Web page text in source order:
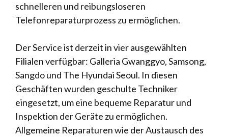
schnelleren und reibungsloseren
Telefonreparaturprozess zu ermöglichen.
Der Service ist derzeit in vier ausgewählten
Filialen verfügbar: Galleria Gwanggyo, Samsong,
Sangdo und The Hyundai Seoul. In diesen
Geschäften wurden geschulte Techniker
eingesetzt, um eine bequeme Reparatur und
Inspektion der Geräte zu ermöglichen.
Allgemeine Reparaturen wie der Austausch des